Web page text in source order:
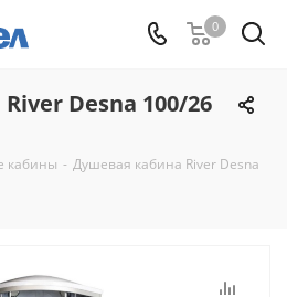
0
Desna 100/26
кабины - Душевая кабина River Desna